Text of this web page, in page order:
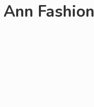
Ann Fashion